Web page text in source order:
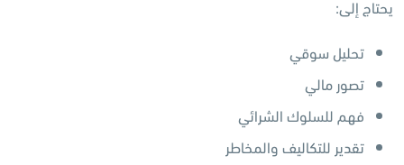
يحتاج إلى:
تحليل سوقي
تصور مالي
فهم للسلوك الشرائي
تقدير للتكاليف والمخاطر